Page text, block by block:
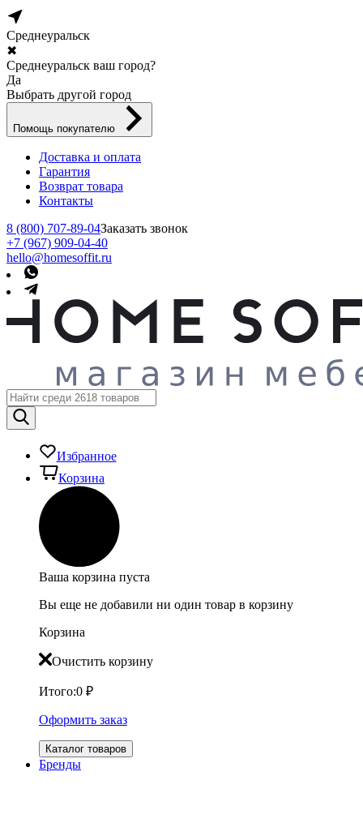
Среднеуральск
✖
Среднеуральск ваш город?
Да
Выбрать другой город
Помощь покупателю
Доставка и оплата
Гарантия
Возврат товара
Контакты
8 (800) 707-89-04Заказать звонок
+7 (967) 909-04-40
hello@homesoffit.ru
Избранное
Корзина
Ваша корзина пуста
Вы еще не добавили ни один товар в корзину
Корзина
Очистить корзину
Итого:0 ₽
Оформить заказ
Каталог товаров
Бренды